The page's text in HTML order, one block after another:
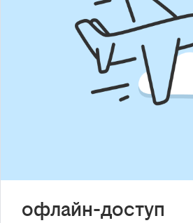
офлайн-доступ